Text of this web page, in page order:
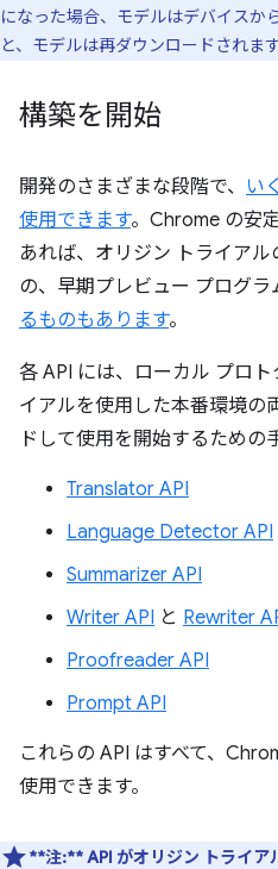
になった場合、モデルはデバイスか
と、モデルは再ダウンロードされま
構築を開始
開発のさまざまな段階で、 い
使用できます。Chrome の安
あれば、オリジン トライア
の、早期プレビュー プログ
るものもあります。
各 API には、ローカル プロ
イアルを使用した本番環境の
ドして使用を開始するための
Translator API
Language Detector API
Summarizer API
Writer API と Rewriter
Proofreader API
Prompt API
これらの API はすべて、
使用できます。
**注:**API がオリジン トライア